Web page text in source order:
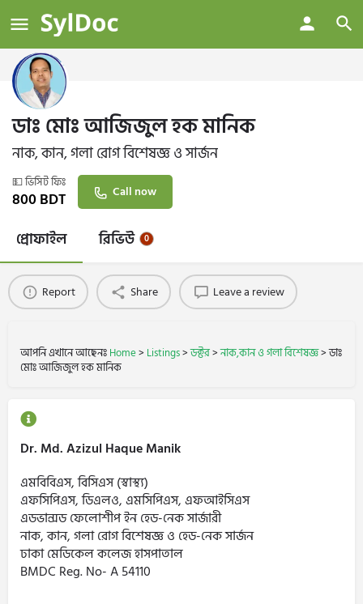
ডাঃ মোঃ আজিজুল হক মানিক
নাক, কান, গলা রোগ বিশেষজ্ঞ ও সার্জন
💵 ভিসিট ফিঃ
800BDT Call now
প্রোফাইল রিভিউ 0
Report Share Leave a review
আপনি এখানে আছেনঃHome> Listings>ডক্টর>নাক,কান ও গলা বিশেষজ্ঞ>ডাঃ
মোঃ আজিজুল হক মানিক
Dr. Md. Azizul Haque Manik
এমবিবিএস, বিসিএস (স্বাস্থ্য)
এফসিপিএস, ডিএলও, এমসিপিএস, এফআইসিএস
এডভান্সড ফেলোশীপ ইন হেড-নেক সার্জারী
নাক, কান, গলা রোগ বিশেষজ্ঞ ও হেড-নেক সার্জন
ঢাকা মেডিকেল কলেজ হাসপাতাল
BMDC Reg. No- A 54110